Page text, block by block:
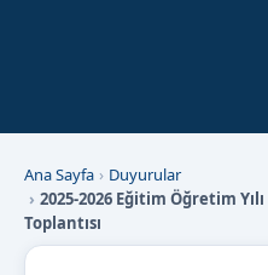
Ana Sayfa
Duyurular
2025-2026 Eğitim Öğretim
Toplantısı